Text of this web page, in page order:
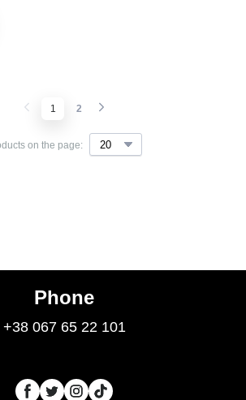
on the page:
1 2
Phone
+38 067 65 22 101